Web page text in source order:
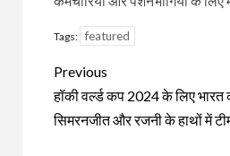
Tags: featured
Continue
Reading
Previous
हॉकी वर्ल्ड कप 2024 के लिए
सिमरनजीत और रजनी के हाथों में